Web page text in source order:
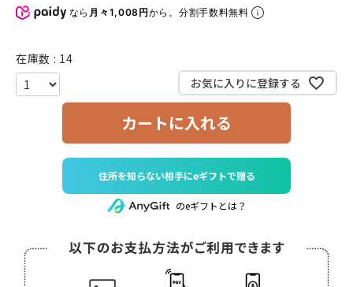
なら 月々1,008円から。分割手数料無料
在庫数
14
お気に入りに登録する
カートに入れる
住所を知らない相手にeギフトで贈る
のeギフトとは？